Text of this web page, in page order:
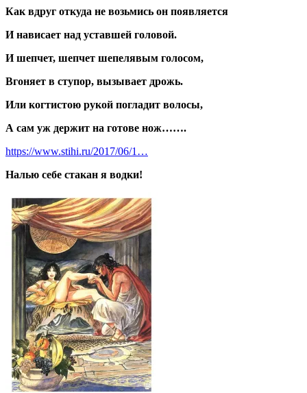
Как вдруг откуда не возьмись он появляется
И нависает над уставшей головой.
И шепчет, шепчет шепелявым голосом,
Вгоняет в ступор, вызывает дрожь.
Или когтистою рукой погладит волосы,
А сам уж держит на готове нож…….
https://www.stihi.ru/2017/06/1…
Налью себе стакан я водки!